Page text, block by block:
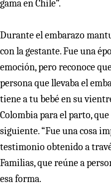
gama en Chile”.
Durante el embarazo
con la gestante. Fue una
emoción, pero reconoce
persona que llevaba el
tiene a tu bebé en su
Colombia para el parto,
siguiente. “Fue una cosa
testimonio obtenido a
Familias, que reúne a
esa forma.